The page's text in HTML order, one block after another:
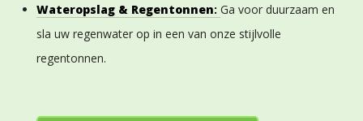
Wateropslag & Regentonnen: Ga voor duurzaam en
sla uw regenwater op in een van onze stijlvolle
regentonnen.